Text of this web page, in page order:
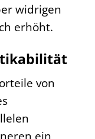
widrigen
erhöht.
von
ein